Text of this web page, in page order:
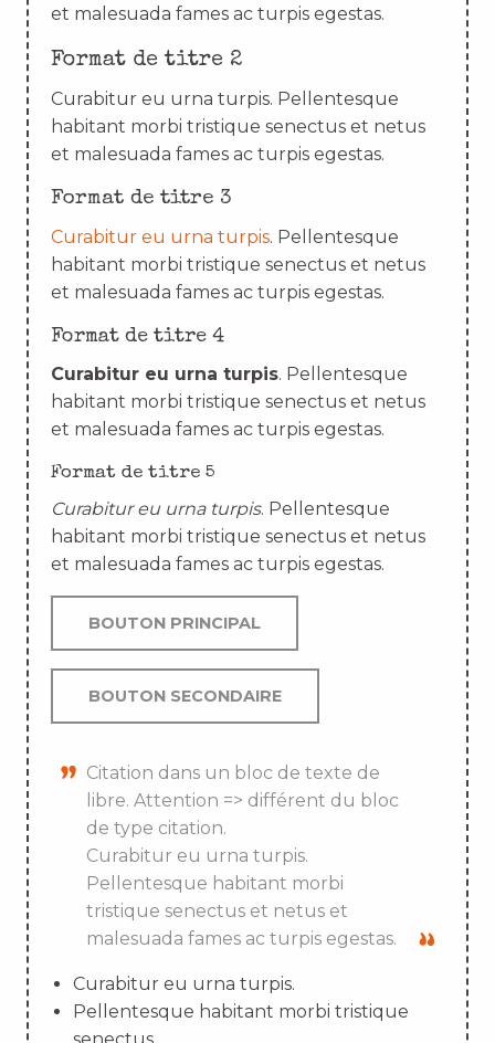
et malesuada fames ac turpis egestas.
Format de titre 2
Curabitur eu urna turpis. Pellentesque
habitant morbi tristique senectus et netus
et malesuada fames ac turpis egestas.
Format de titre 3
Curabitur eu urna turpis. Pellentesque
habitant morbi tristique senectus et netus
et malesuada fames ac turpis egestas.
Format de titre 4
Curabitur eu urna turpis. Pellentesque
habitant morbi tristique senectus et netus
et malesuada fames ac turpis egestas.
Format de titre 5
Curabitur eu urna turpis. Pellentesque
habitant morbi tristique senectus et netus
et malesuada fames ac turpis egestas.
BOUTON PRINCIPAL
BOUTON SECONDAIRE
Citation dans un bloc de texte de
libre. Attention => différent du bloc
de type citation.
Curabitur eu urna turpis.
Pellentesque habitant morbi
tristique senectus et netus et
malesuada fames ac turpis egestas.
Curabitur eu urna turpis.
Pellentesque habitant morbi tristique